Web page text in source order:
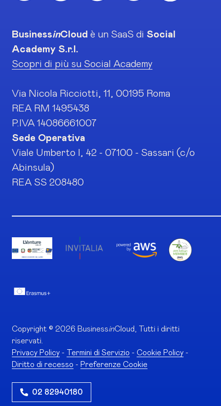
BusinessinCloud è un SaaS di Social
Academy S.r.l.
Scopri di più su Social Academy
Via Nicola Ricciotti, 11, 00195 Roma
REA RM 1495438
P.IVA 14086661007
Sede Operativa
Viale Umberto I, 42 - 07100 - Sassari (c/o
Abinsula)
REA SS 208480
Copyright © 2026 BusinessinCloud, Tutti i diritti
riservati.
Privacy Policy - Termini di Servizio - Cookie Policy -
Diritto di recesso - Preferenze Cookie
02 82940180